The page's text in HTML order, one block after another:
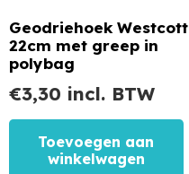
Geodriehoek Westcott
22cm met greep in
polybag
€3,30 incl. BTW
Toevoegen aan
winkelwagen